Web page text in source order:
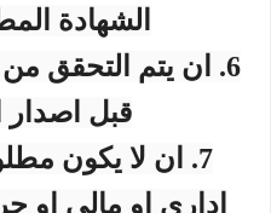
الشهادة
6. ان يتم التحقق
قبل اصدار
7. ان لا يكون
اداري او مالي او